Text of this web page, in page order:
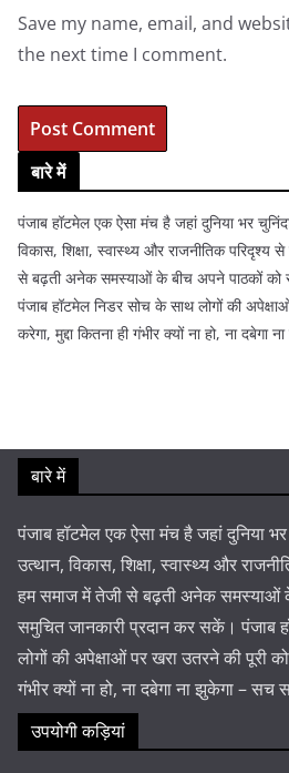
Save my name, email, and
the next time I comment.
बारे में
पंजाब हॉटमेल एक ऐसा मंच है जहां दुनिया भर
विकास, शिक्षा, स्वास्थ्य और राजनीतिक परिदृश्य
से बढ़ती अनेक समस्याओं के बीच अपने पाठकों को
पंजाब हॉटमेल निडर सोच के साथ लोगों की
करेगा, मुद्दा कितना ही गंभीर क्यों ना हो, ना दबेगा
बारे में
पंजाब हॉटमेल एक ऐसा मंच है जहां दुनिया
उत्थान, विकास, शिक्षा, स्वास्थ्य और
हम समाज में तेजी से बढ़ती अनेक समस्याओं
समुचित जानकारी प्रदान कर सकें। पंजाब
लोगों की अपेक्षाओं पर खरा उतरने की पूरी
गंभीर क्यों ना हो, ना दबेगा ना झुकेगा – सच
उपयोगी कड़ियां